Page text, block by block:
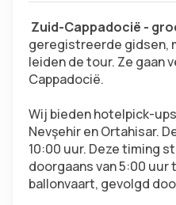
Zuid-Cappadocië -
geregistreerde gidsen,
leiden de tour. Ze gaan
Cappadocië.
Wij bieden hotelpick-
Nevşehir en Ortahisar.
10:00 uur. Deze timing
doorgaans van 5:00 uur
ballonvaart, gevolgd